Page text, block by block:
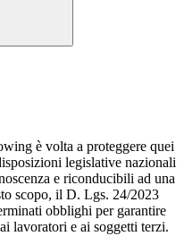
è volta a proteggere quei
legislative nazionali
e riconducibili ad una
scopo, il D. Lgs. 24/2023
obblighi per garantire
lavoratori e ai soggetti terzi.